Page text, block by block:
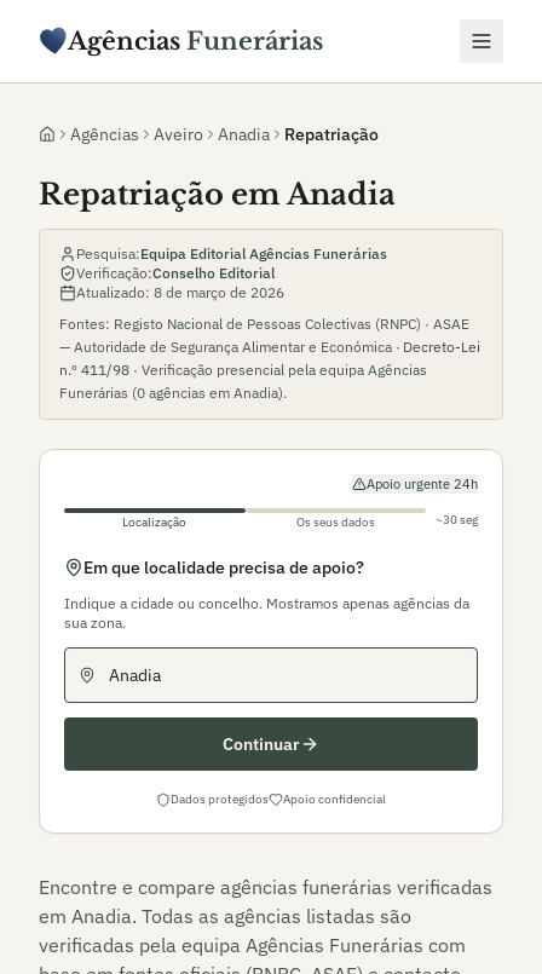
Agências Funerárias
Agências Aveiro Anadia Repatriação
Repatriação em Anadia
Pesquisa:Equipa Editorial Agências Funerárias
Verificação:Conselho Editorial
Atualizado: 8 de março de 2026
Fontes: Registo Nacional de Pessoas Colectivas (RNPC) · ASAE
— Autoridade de Segurança Alimentar e Económica · Decreto-Lei
n.º 411/98 · Verificação presencial pela equipa Agências
Funerárias (0 agências em Anadia).
Apoio urgente 24h
Localização Os seus dados ~30 seg
Em que localidade precisa de apoio?
Indique a cidade ou concelho. Mostramos apenas agências da
sua zona.
Continuar
Dados protegidos Apoio confidencial
Encontre e compare agências funerárias verificadas
em Anadia. Todas as agências listadas são
verificadas pela equipa Agências Funerárias com